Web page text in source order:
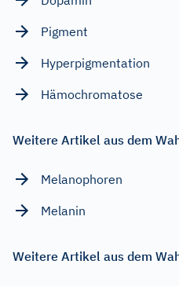
Pigment
Hyperpigmentation
Hämochromatose
Weitere Artikel aus dem
Melanophoren
Melanin
Weitere Artikel aus dem